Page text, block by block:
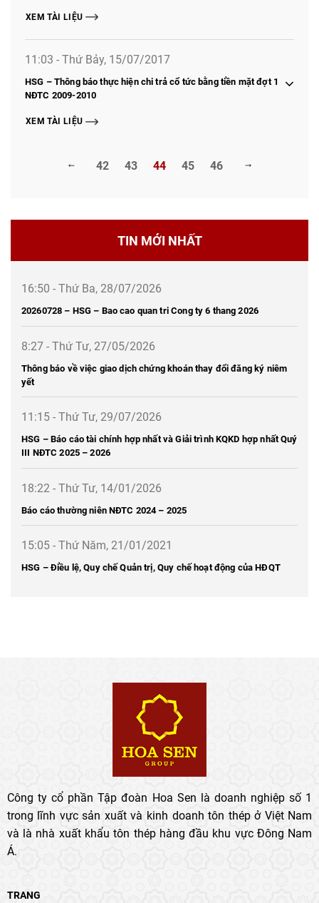
XEM TÀI LIỆU
11:03 - Thứ Bảy, 15/07/2017
HSG – Thông báo thực hiện chi trả cổ tức bằng tiền mặt đợt 1
NĐTC 2009-2010
XEM TÀI LIỆU
42 43 44 45 46
TIN MỚI NHẤT
16:50 - Thứ Ba, 28/07/2026
20260728 – HSG – Bao cao quan tri Cong ty 6 thang 2026
8:27 - Thứ Tư, 27/05/2026
Thông báo về việc giao dịch chứng khoán thay đổi đăng ký niêm
yết
11:15 - Thứ Tư, 29/07/2026
HSG – Báo cáo tài chính hợp nhất và Giải trình KQKD hợp nhất Quý
III NĐTC 2025 – 2026
18:22 - Thứ Tư, 14/01/2026
Báo cáo thường niên NĐTC 2024 – 2025
15:05 - Thứ Năm, 21/01/2021
HSG – Điều lệ, Quy chế Quản trị, Quy chế hoạt động của HĐQT
Công ty cổ phần Tập đoàn Hoa Sen là doanh nghiệp số 1
trong lĩnh vực sản xuất và kinh doanh tôn thép ở Việt Nam
và là nhà xuất khẩu tôn thép hàng đầu khu vực Đông Nam
Á.
TRANG